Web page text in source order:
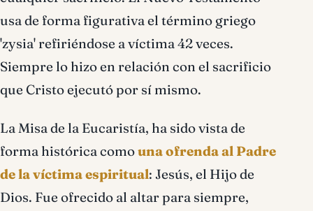
usa de forma figurativa el término griego
'zysia' refiriéndose a víctima 42 veces.
Siempre lo hizo en relación con el sacrificio
que Cristo ejecutó por sí mismo.
La Misa de la Eucaristía, ha sido vista de
forma histórica comouna ofrenda al Padre
de la víctima espiritual: Jesús, el Hijo de
Dios. Fue ofrecido al altar para siempre,